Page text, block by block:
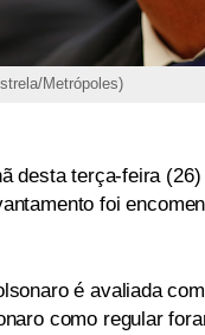
Metrópoles)
desta terça-feira
foi
é avaliada
como regular